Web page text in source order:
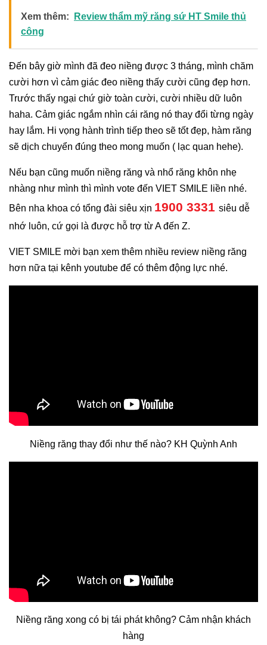
Xem thêm:
Review thẩm mỹ răng sứ HT Smile thủ
công
Đến bây giờ mình đã đeo niềng được 3 tháng, mình chăm
cười hơn vì cảm giác đeo niềng thấy cười cũng đẹp hơn.
Trước thấy ngại chứ giờ toàn cười, cười nhiều dữ luôn
haha. Cảm giác ngắm nhìn cái răng nó thay đổi từng ngày
hay lắm. Hi vọng hành trình tiếp theo sẽ tốt đẹp, hàm răng
sẽ dịch chuyển đúng theo mong muốn ( lạc quan hehe).
Nếu bạn cũng muốn niềng răng và nhổ răng khôn nhẹ
nhàng như mình thì mình vote đến VIET SMILE liền nhé.
Bên nha khoa có tổng đài siêu xịn 1900 3331 siêu dễ
nhớ luôn, cứ gọi là được hỗ trợ từ A đến Z.
VIET SMILE mời bạn xem thêm nhiều review niềng răng
hơn nữa tại kênh youtube để có thêm động lực nhé.
Niềng răng thay đổi như thế nào? KH Quỳnh Anh
Niềng răng xong có bị tái phát không? Cảm nhận khách
hàng